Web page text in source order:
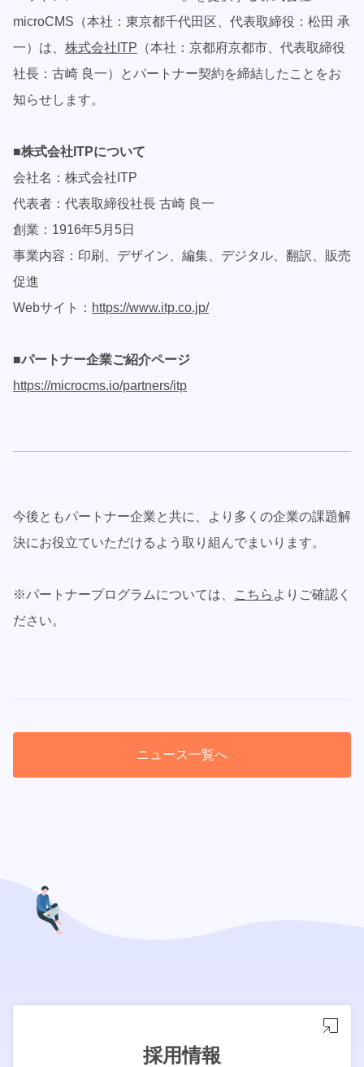
microCMS（本社：東京都千代田区、代表取締役：松田 承
一）は、 株式会社ITP （本社：京都府京都市、代表取締役
社長：古崎 良一）とパートナー契約を締結したことをお
知らせします。
■株式会社ITPについて
会社名：株式会社ITP
代表者：代表取締役社長 古崎 良一
創業：1916年5月5日
事業内容：印刷、デザイン、編集、デジタル、翻訳、販売
促進
Webサイト： https://www.itp.co.jp/
■パートナー企業ご紹介ページ
https://microcms.io/partners/itp
今後ともパートナー企業と共に、より多くの企業の課題解
決にお役立ていただけるよう取り組んでまいります。
※パートナープログラムについては、 こちら よりご確認く
ださい。
ニュース一覧へ
採用情報